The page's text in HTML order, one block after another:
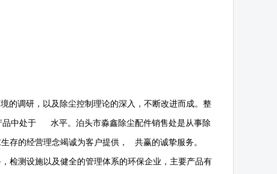
的调研，以及除尘控制理论的深入，不断改进而成。整
品中处于 水平。 泊头市淼鑫除尘配件销售处是从事除
存的经营理念竭诚为客户提供， 共赢的诚挚服务。
检测设施以及健全的管理体系的环保企业，主要产品有